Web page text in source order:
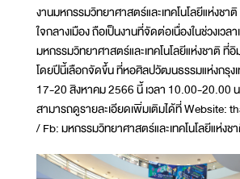
งานมหกรรมวิทยาศาสตร์และเทคโนโลยีแห่งชา
ใจกลางเมือง ถือเป็นงานที่จัดต่อเนื่องในช่วงเวล
มหกรรมวิทยาศาสตร์และเทคโนโลยีแห่งชาติ ที่
โดยปีนี้เลือกจัดขึ้น ที่หอศิลปวัฒนธรรมแห่งกรุง
17-20 สิงหาคม 2566 นี้ เวลา 10.00-20.00
สามารถดูรายละเอียดเพิ่มเติมได้ที่ Website:
/ Fb: มหกรรมวิทยาศาสตร์และเทคโนโลยีแห่งช